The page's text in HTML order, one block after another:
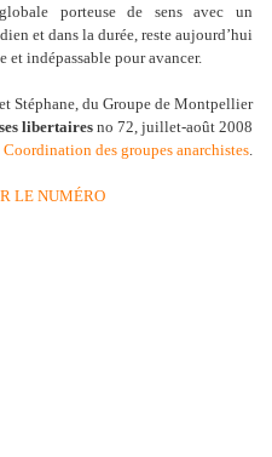
porteuse de sens avec un
et dans la durée, reste aujourd’hui
et indépassable pour avancer.
Stéphane, du Groupe de Montpellier
libertaires no 72, juillet-août 2008
Coordination des groupes anarchistes.
LE NUMÉRO